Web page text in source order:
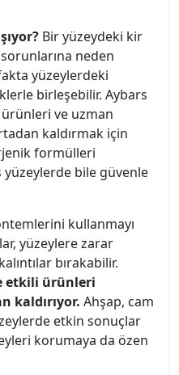
Bir yüzeydeki kir
neden
yüzeylerdeki
birleşebilir. Aybars
ve uzman
kaldırmak için
formülleri
yüzeylerde bile güvenle
kullanmayı
yüzeylere zarar
bırakabilir.
etkili ürünleri
kaldırıyor. Ahşap, cam
etkin sonuçlar
korumaya da özen